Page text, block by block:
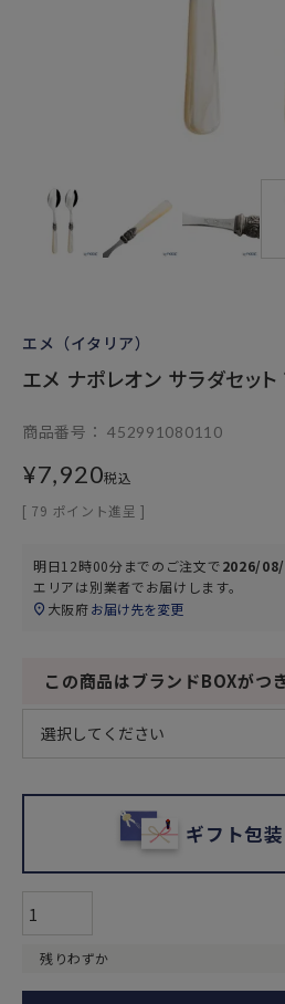
エメ（イタリア）
エメ ナポレオン サラダセット
商品番号 452991080110
¥7,920税込
[ 79 ポイント進呈 ]
明日12時00分までのご注文で2026/08/
エリアは別業者でお届けします。
大阪府お届け先を変更
この商品はブランドBOXがつ
ギフト包
残りわずか